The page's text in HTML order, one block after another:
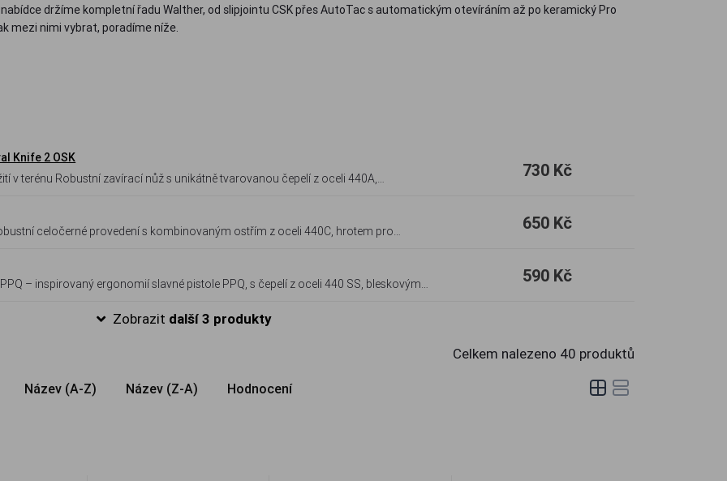
držíme kompletní řadu Walther, od slipjointu CSK přes AutoTac s automatickým otevíráním až po keramický Pro
mezi nimi vybrat, poradíme níže.
Knife 2 OSK
čepelí z oceli 440A,
hrotu na rozbíjení skla představuje všestranný nástroj pro každou
730 Kč
celočerné provedení s kombinovaným ostřím z oceli 440C, hrotem pro
650 Kč
– inspirovaný ergonomií slavné pistole PPQ, s čepelí z oceli 440 SS, bleskovým
590 Kč
Zobrazit další 3 produkty
Celkem nalezeno 40 produktů
Název (A-Z) Název (Z-A) Hodnocení